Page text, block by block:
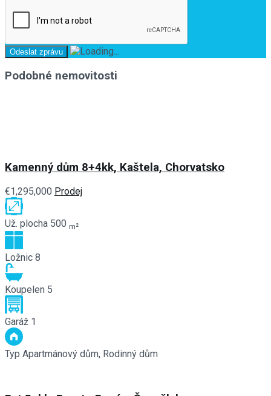
Podobné nemovitosti
Kamenný dům 8+4kk, Kaštela, Chorvatsko
€1,295,000 Prodej
Už. plocha 500 m²
Ložnic 8
Koupelen 5
Garáž 1
Typ Apartmánový dům, Rodinný dům